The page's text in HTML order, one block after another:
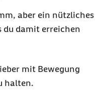
aber ein nützliches
du damit erreichen
mit Bewegung
halten.